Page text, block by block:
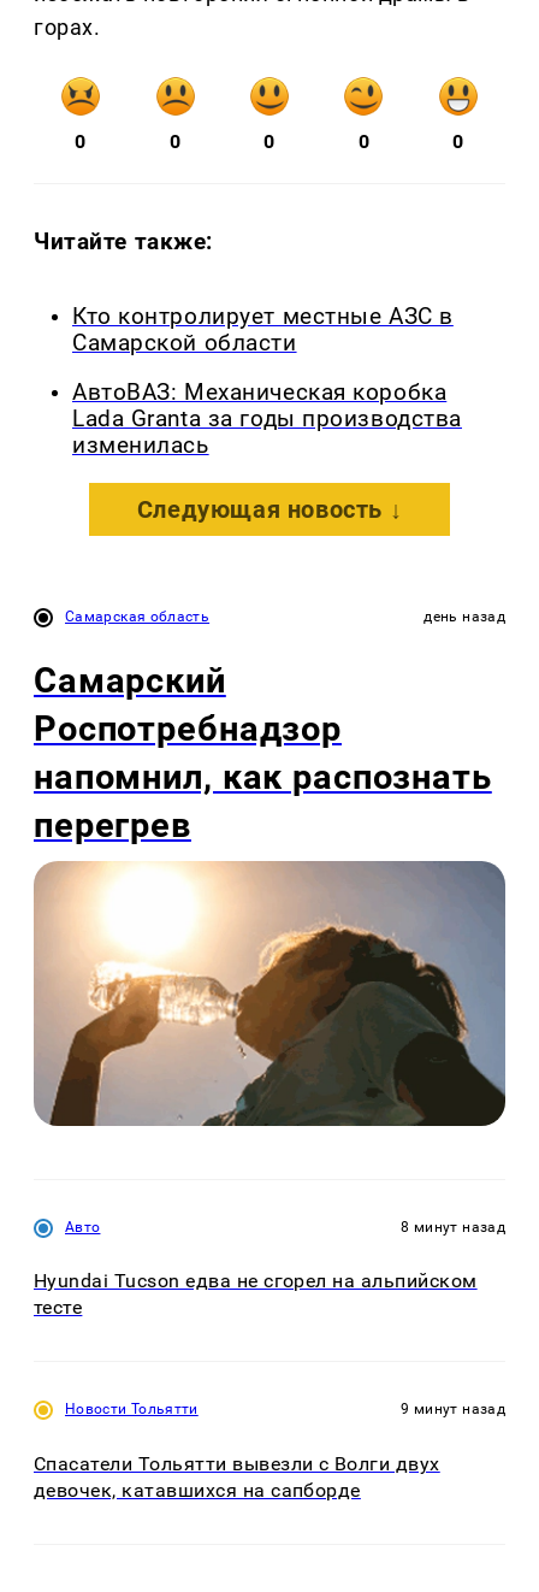
горах.
0 0 0 0 0
Читайте также:
Кто контролирует местные АЗС в
Самарской области
АвтоВАЗ: Механическая коробка
Lada Granta за годы производства
изменилась
Следующая новость ↓
Самарская область день назад
Самарский
Роспотребнадзор
напомнил, как распознать
перегрев
Авто 8 минут назад
Hyundai Tucson едва не сгорел на альпийском
тесте
Новости Тольятти 9 минут назад
Спасатели Тольятти вывезли с Волги двух
девочек, катавшихся на сапборде